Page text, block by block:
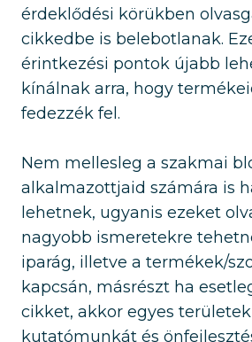
érdeklődési körükben
cikkedbe is belebotlanak.
érintkezési pontok újabb
kínálnak arra, hogy
fedezzék fel.
Nem mellesleg a szakmai
alkalmazottjaid számára is
lehetnek, ugyanis ezeket
nagyobb ismeretekre
iparág, illetve a termékek/
kapcsán, másrészt ha
cikket, akkor egyes
kutatómunkát és